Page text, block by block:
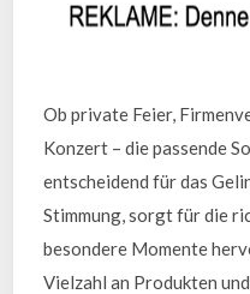
Ob private Feier,
Konzert – die passende
entscheidend für das
Stimmung, sorgt für die
besondere Momente
Vielzahl an Produkten